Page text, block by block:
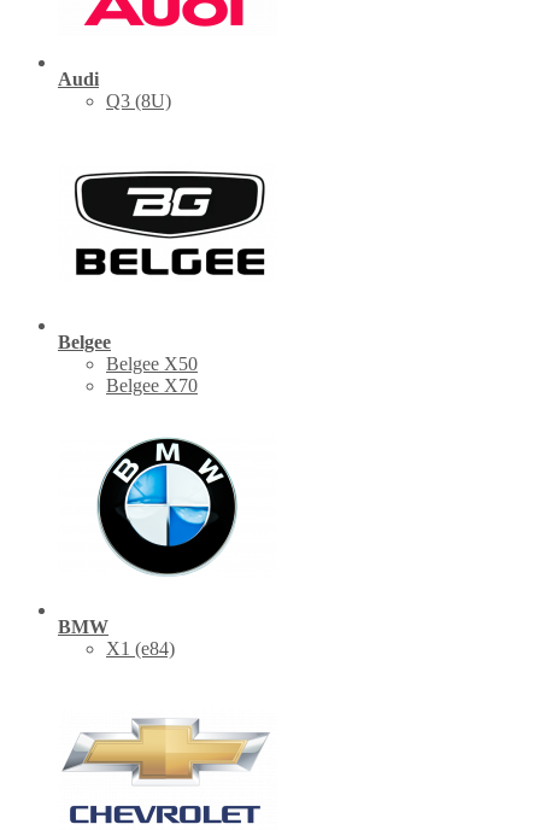
Audi
Q3 (8U)
Belgee
Belgee X50
Belgee X70
BMW
X1 (е84)